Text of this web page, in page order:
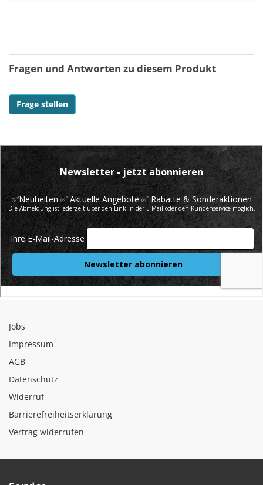
Fragen und Antworten zu diesem Produkt
Frage stellen
Jobs
Impressum
AGB
Datenschutz
Widerruf
Barrierefreiheitserklärung
Vertrag widerrufen